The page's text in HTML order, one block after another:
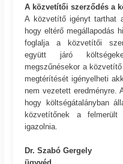
A közvetítői szerződés a
A közvetítő igényt tarthat
hogy eltérő megállapodás
foglalja a közvetítői
együtt járó
megszűnésekor a
megtérítését igényelheti
nem vezetett eredményre.
hogy költségátalányban
közvetítőnek a
igazolnia.
Dr. Szabó Gergely